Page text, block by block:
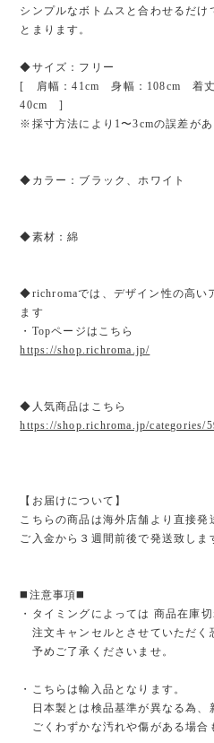
シンプルなボトムスと合わせるだけ
とまります。
◆サイズ：フリー
[ 肩幅：41cm 身幅：108cm 着
40cm ]
※採寸方法により1〜3cmの誤差があ
◆カラー：ブラック、ホワイト
◆素材：綿
◆richromaでは、デザイン性の高い
ます
・Topページはこちら
https://shop.richroma.jp/
◆人気商品はこちら
https://shop.richroma.jp/categories/
【お届けについて】
こちらの商品は海外店舗より直接発
ご入金から３週間前後で発送致しま
◼️注意事項◼️
・タイミングによっては 商品在庫切
注文キャンセルとさせていただく
予めご了承くださいませ。
・こちらは輸入品となります。
日本製とは検品基準が異なる為、
ごくわずかな汚れや傷がある場合